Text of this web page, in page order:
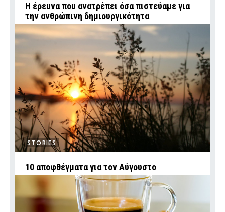
Η έρευνα που ανατρέπει όσα πιστεύαμε για
την ανθρώπινη δημιουργικότητα
STORIES
10 αποφθέγματα για τον Αύγουστο